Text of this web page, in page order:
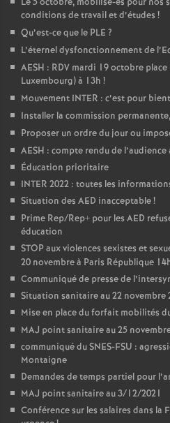
conditions de travail et d’études !
Qu’est-ce que le PLE ?
L’éternel dysfonctionnement de
AESH : RDV mardi 19 octobre
Luxembourg) à 13h !
Mouvement INTER : c’est pour
Installer la commission
Proposer un ordre du jour ou
AESH : compte rendu de
Éducation prioritaire
INTER 2022 : toutes les
Situation des AED inacceptable!
Prime Rep/Rep+ pour les AED
éducation
STOP aux violences sexistes et
20 novembre à Paris République
Communiqué de presse de
Situation sanitaire au 22 novembre
Mise en place du forfait mobilités
MAJ point sanitaire au 25
communiqué du SNES-FSU :
Montaigne
Demandes de temps partiel pour
MAJ point sanitaire au 3/12/2021
Conférence sur les salaires dans la